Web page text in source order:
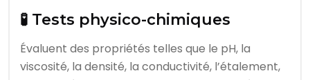
🧪 Tests physico-chimiques
Évaluent des propriétés telles que le pH, la
viscosité, la densité, la conductivité, l’étalement,